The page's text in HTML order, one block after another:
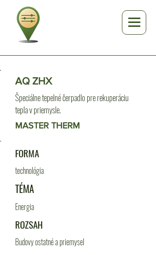
AQ ZHX
Špeciálne tepelné čerpadlo pre rekuperáciu
tepla v priemysle.
MASTER THERM
FORMA
technológia
TÉMA
Energia
ROZSAH
Budovy ostatné a priemysel